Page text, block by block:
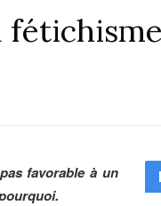
fétichisme
favorable à un